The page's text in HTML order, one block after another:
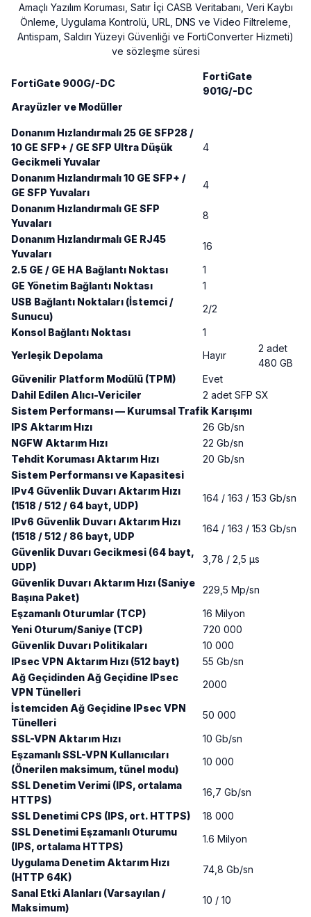
Amaçlı Yazılım Koruması, Satır İçi CASB Veritabanı, Veri Kaybı
Önleme, Uygulama Kontrolü, URL, DNS ve Video Filtreleme,
Antispam, Saldırı Yüzeyi Güvenliği ve FortiConverter Hizmeti)
ve sözleşme süresi
FortiGate 900G/-DC
FortiGate
901G/-DC
Arayüzler ve Modüller
Donanım Hızlandırmalı 25 GE SFP28 /
10 GE SFP+ / GE SFP Ultra Düşük
Gecikmeli Yuvalar
4
Donanım Hızlandırmalı 10 GE SFP+ /
GE SFP Yuvaları
4
Donanım Hızlandırmalı GE SFP
Yuvaları
8
Donanım Hızlandırmalı GE RJ45
Yuvaları
16
2.5 GE / GE HA Bağlantı Noktası
1
GE Yönetim Bağlantı Noktası
1
USB Bağlantı Noktaları (İstemci /
Sunucu)
2/2
Konsol Bağlantı Noktası
1
Yerleşik Depolama
Hayır
2 adet
480 GB
Güvenilir Platform Modülü (TPM)
Evet
Dahil Edilen Alıcı-Vericiler
2 adet SFP SX
Sistem Performansı — Kurumsal Trafik Karışımı
IPS Aktarım Hızı
26 Gb/sn
NGFW Aktarım Hızı
22 Gb/sn
Tehdit Koruması Aktarım Hızı
20 Gb/sn
Sistem Performansı ve Kapasitesi
IPv4 Güvenlik Duvarı Aktarım Hızı
(1518 / 512 / 64 bayt, UDP)
164 / 163 / 153 Gb/sn
IPv6 Güvenlik Duvarı Aktarım Hızı
(1518 / 512 / 86 bayt, UDP
164 / 163 / 153 Gb/sn
Güvenlik Duvarı Gecikmesi (64 bayt,
UDP)
3,78 / 2,5 μs
Güvenlik Duvarı Aktarım Hızı (Saniye
Başına Paket)
229,5 Mp/sn
Eşzamanlı Oturumlar (TCP)
16 Milyon
Yeni Oturum/Saniye (TCP)
720 000
Güvenlik Duvarı Politikaları
10 000
IPsec VPN Aktarım Hızı (512 bayt)
55 Gb/sn
Ağ Geçidinden Ağ Geçidine IPsec
VPN Tünelleri
2000
İstemciden Ağ Geçidine IPsec VPN
Tünelleri
50 000
SSL-VPN Aktarım Hızı
10 Gb/sn
Eşzamanlı SSL-VPN Kullanıcıları
(Önerilen maksimum, tünel modu)
10 000
SSL Denetim Verimi (IPS, ortalama
HTTPS)
16,7 Gb/sn
SSL Denetimi CPS (IPS, ort. HTTPS)
18 000
SSL Denetimi Eşzamanlı Oturumu
(IPS, ortalama HTTPS)
1.6 Milyon
Uygulama Denetim Aktarım Hızı
(HTTP 64K)
74,8 Gb/sn
Sanal Etki Alanları (Varsayılan /
Maksimum)
10 / 10